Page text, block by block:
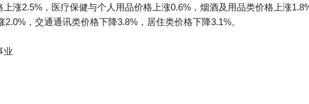
涨2.5%，医疗保健与个人用品价格上涨0.6%，烟酒及用品类价格上涨
2.0%，交通通讯类价格下降3.8%，居住类价格下降3.1%。
业